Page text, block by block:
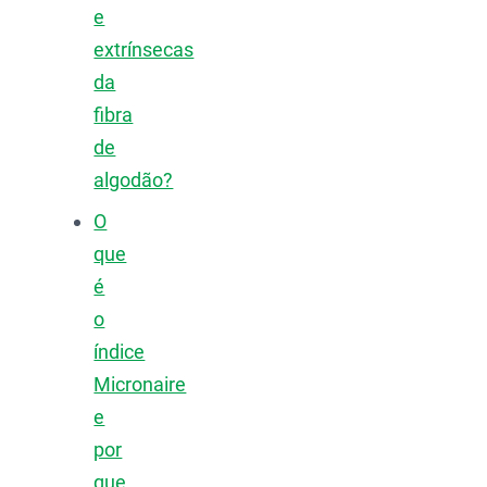
e
extrínsecas
da
fibra
de
algodão?
O
que
é
o
índice
Micronaire
e
por
que